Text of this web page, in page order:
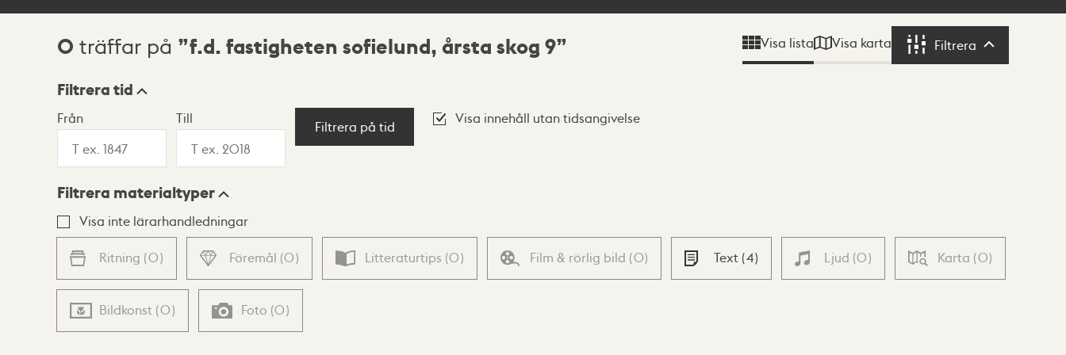
Sökresultat
0 träffar på f.d. fastigheten sofielund, årsta skog 9 Visa lista Visa karta Filtrera Filtrera
Visningsläge
Lista Karta
Filtrera tid
Från Till
Filtrera på tid
Visa innehåll utan tidsangivelse
Filtrera materialtyper
Visa inte lärarhandledningar
Ritning (0) Föremål (0) Litteraturtips (0) Film & rörlig bild (0) Text (4) Ljud (0) Karta (0)
Bildkonst (0) Foto (0)